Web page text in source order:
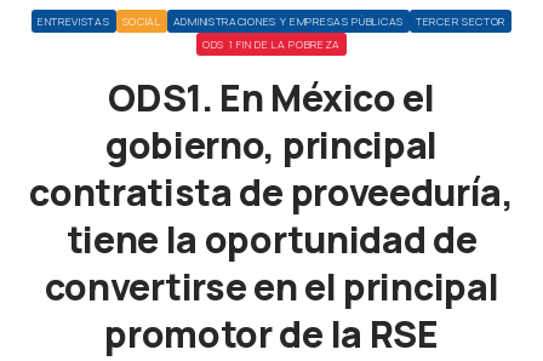
ENTREVISTAS SOCIAL ADMINISTRACIONES Y EMPRESAS PÚBLICAS
TERCER SECTOR
ODS 1 FIN DE LA POBREZA
ODS1. En México el
gobierno, principal
contratista de proveeduría,
tiene la oportunidad de
convertirse en el principal
promotor de la RSE